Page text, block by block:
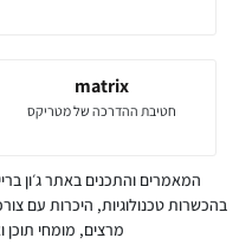
matrix
חטיבת ההדרכה של מטריקס
המאמרים והתכנים באתר ג׳ון
בהכשרות טכנולוגיות, היכרות עם
מרצים, מומחי